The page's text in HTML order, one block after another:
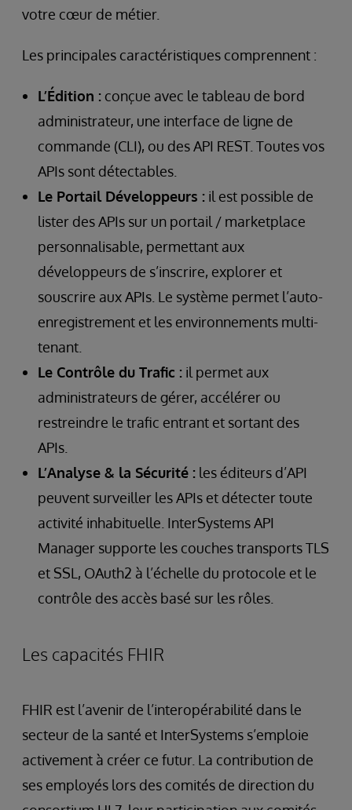
votre cœur de métier.
Les principales caractéristiques comprennent :
L’Édition : conçue avec le tableau de bord
administrateur, une interface de ligne de
commande (CLI), ou des API REST. Toutes vos
APIs sont détectables.
Le Portail Développeurs : il est possible de
lister des APIs sur un portail / marketplace
personnalisable, permettant aux
développeurs de s’inscrire, explorer et
souscrire aux APIs. Le système permet l’auto-
enregistrement et les environnements multi-
tenant.
Le Contrôle du Trafic : il permet aux
administrateurs de gérer, accélérer ou
restreindre le trafic entrant et sortant des
APIs.
L’Analyse & la Sécurité : les éditeurs d’API
peuvent surveiller les APIs et détecter toute
activité inhabituelle. InterSystems API
Manager supporte les couches transports TLS
et SSL, OAuth2 à l’échelle du protocole et le
contrôle des accès basé sur les rôles.
Les capacités FHIR
FHIR est l’avenir de l’interopérabilité dans le
secteur de la santé et InterSystems s’emploie
activement à créer ce futur. La contribution de
ses employés lors des comités de direction du